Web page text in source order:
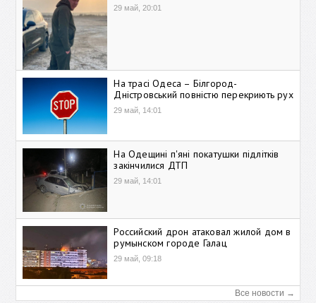
29 май, 20:01
На трасі Одеса – Білгород-
Дністровський повністю перекриють рух
29 май, 14:01
На Одещині п'яні покатушки підлітків
закінчилися ДТП
29 май, 14:01
Российский дрон атаковал жилой дом в
румынском городе Галац
29 май, 09:18
Все новости →